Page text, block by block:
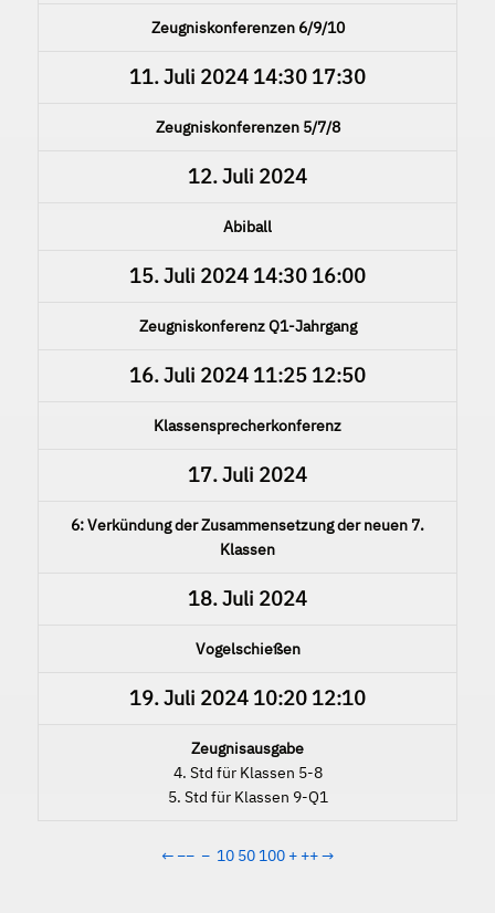
Zeugniskonferenzen 6/9/10
11. Juli 2024 14:30 17:30
Zeugniskonferenzen 5/7/8
12. Juli 2024
Abiball
15. Juli 2024 14:30 16:00
Zeugniskonferenz Q1-Jahrgang
16. Juli 2024 11:25 12:50
Klassensprecherkonferenz
17. Juli 2024
6: Verkündung der Zusammensetzung der neuen 7.
Klassen
18. Juli 2024
Vogelschießen
19. Juli 2024 10:20 12:10
Zeugnisausgabe
4. Std für Klassen 5-8
5. Std für Klassen 9-Q1
← −− − 10 50 100 + ++→